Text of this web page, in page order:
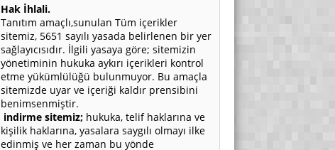
Hak İhlali.
Tanıtım amaçlı,sunulan Tüm içerikler
sitemiz, 5651 sayılı yasada belirlenen bir yer
sağlayıcısıdır. İlgili yasaya göre; sitemizin
yönetiminin hukuka aykırı içerikleri kontrol
etme yükümlülüğü bulunmuyor. Bu amaçla
sitemizde uyar ve içeriği kaldır prensibini
benimsenmiştir.
indirme sitemiz; hukuka, telif haklarına ve
kişilik haklarına, yasalara saygılı olmayı ilke
edinmiş ve her zaman bu yönde